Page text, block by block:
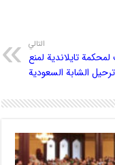
التالي
تايلاندية لمنع
ترحيل الشابة السعودية